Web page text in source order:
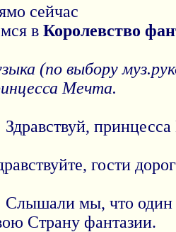
сейчас
в Королевство
(по выбору
Мечта.
Здравствуй,
гости
Слышали мы, что один
Страну фантазии.